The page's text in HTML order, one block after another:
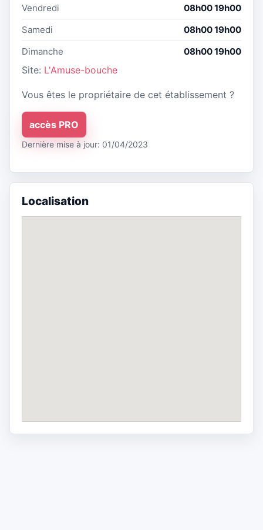
Vendredi
08h00 19h00
Samedi
08h00 19h00
Dimanche
08h00 19h00
Site: L'Amuse-bouche
Vous êtes le propriétaire de cet établissement ?
accès PRO
Dernière mise à jour: 01/04/2023
Localisation